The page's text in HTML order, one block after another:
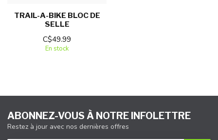
TRAIL-A-BIKE BLOC DE
SELLE
C$49.99
En stock
ABONNEZ-VOUS À NOTRE INFOLETTRE
Restez à jour avec nos dernières offres